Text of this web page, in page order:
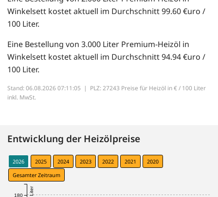
Winkelsett kostet aktuell im Durchschnitt 99.60 €uro /
100 Liter.
Eine Bestellung von 3.000 Liter Premium-Heizöl in
Winkelsett kostet aktuell im Durchschnitt 94.94 €uro /
100 Liter.
Stand: 06.08.2026 07:11:05 | PLZ: 27243 Preise für Heizöl in € / 100 Liter
inkl. MwSt.
Entwicklung der Heizölpreise
2026 2025 2024 2023 2022 2021
2020
Gesamter Zeitraum
180